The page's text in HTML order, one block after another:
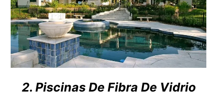
2. Piscinas De Fibra De Vidrio